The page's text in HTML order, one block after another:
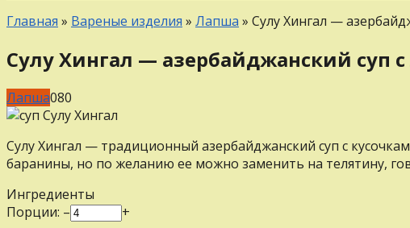
Главная » Вареные изделия » Лапша » Сулу Хингал —
Сулу Хингал — азербайджанский суп
Лапша080
Сулу Хингал — традиционный азербайджанский суп с
баранины, но по желанию ее можно заменить на телятину,
Ингредиенты
Порции: –
+